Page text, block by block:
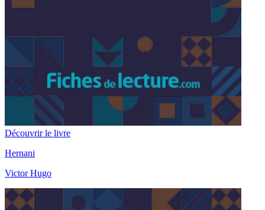
Découvrir le livre
Hernani
Victor Hugo